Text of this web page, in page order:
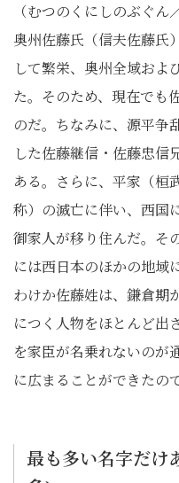
（むつのくにしのぶぐ
奥州佐藤氏（信夫佐藤氏
して繁栄、奥州全域およ
た。そのため、現在でも
のだ。ちなみに、源平争
した佐藤継信・佐藤忠信
ある。さらに、平家（桓
称）の滅亡に伴い、西国
御家人が移り住んだ。そ
には西日本のほかの地域
わけか佐藤姓は、鎌倉期
につく人物をほとんど出
を家臣が名乗れないのが
に広まることができたの
最も多い名字だけ